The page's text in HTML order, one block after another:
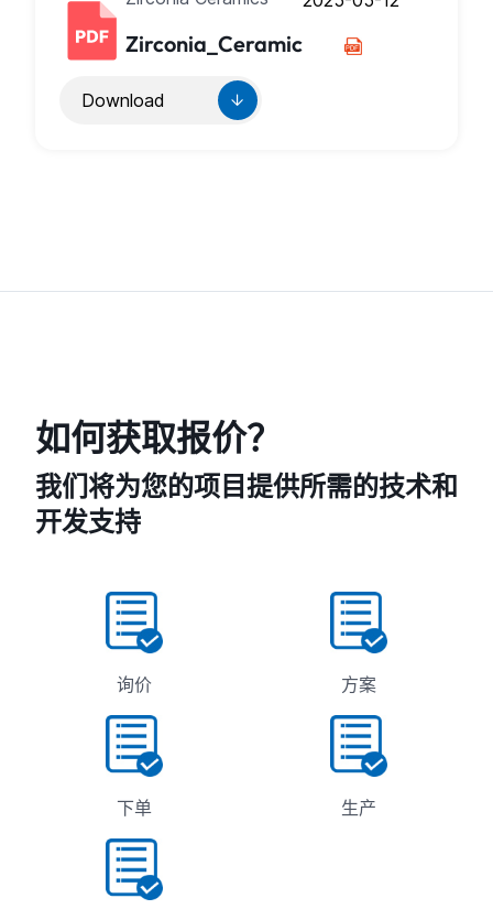
Zirconia_Ceramic
Download
如何获取报价？
我们将为您的项目提供所需的技术和
开发支持
询价 方案
下单 生产